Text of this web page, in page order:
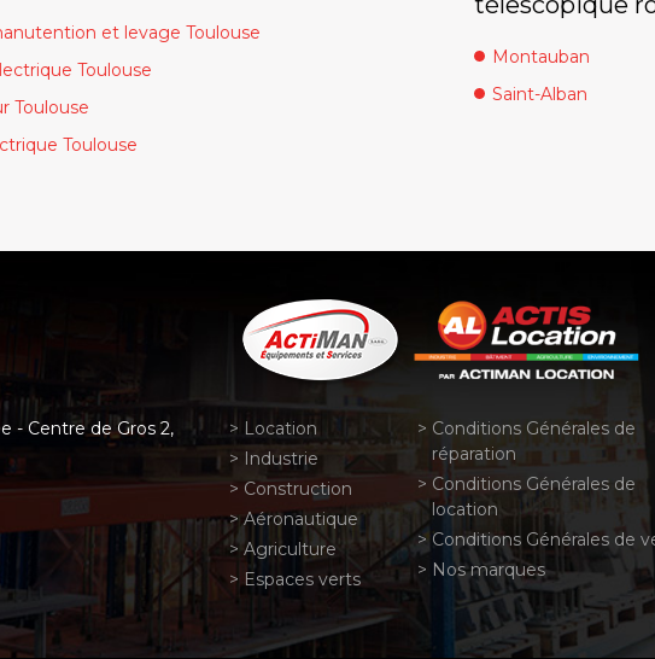
et levage Toulouse
Toulouse
Toulouse
Toulouse
Montauban
Saint-Alban
- Centre de Gros 2,
Location
Industrie
Construction
Aéronautique
Agriculture
Espaces verts
Conditions Générales de
réparation
Conditions Générales de
location
Conditions Générales de
Nos marques